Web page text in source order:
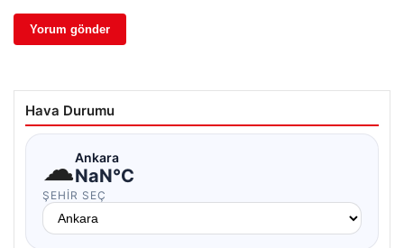
Hava Durumu
☁Ankara
NaN°C
ŞEHIR SEÇ